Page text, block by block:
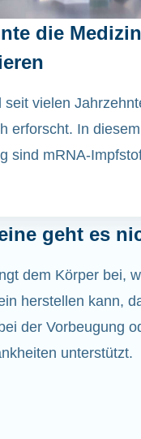
die Medizin
seit vielen
erforscht. In diesem
sind mRNA-
geht es
dem Körper bei,
herstellen kann,
der Vorbeugung
unterstützt.